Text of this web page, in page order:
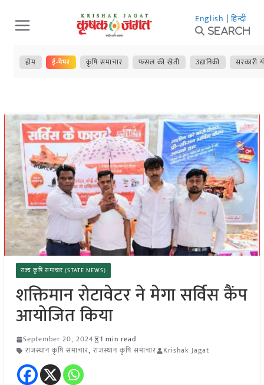
Skip
to
content
English | हिन्दी
Search
होम ई-पेपर कृषि समाचार फसल की खेती उद्यानिकी सरकारी
राज्य कृषि समाचार (STATE NEWS)
शक्तिमान रोटावेटर ने मेगा सर्विस कैंप
आयोजित किया
September 20, 2024
1 min read
राजस्थान कृषि समाचार, राजस्थान कृषि समाचार Krishak Jagat